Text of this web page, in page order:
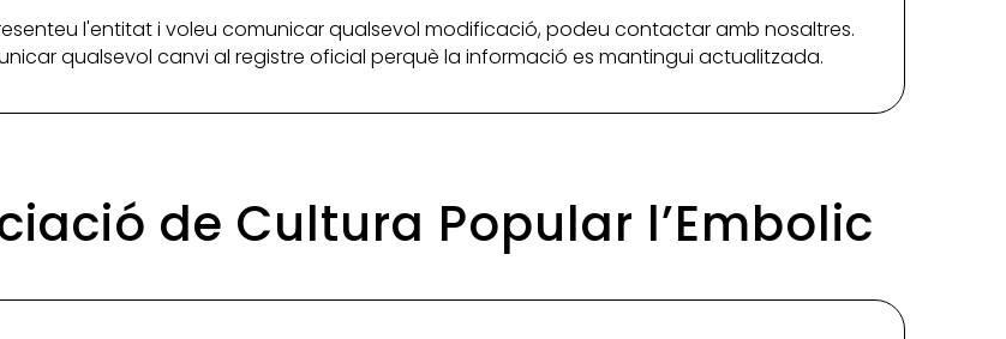
l'entitat i voleu comunicar qualsevol modificació, podeu contactar amb nosaltres.
qualsevol canvi al registre oficial perquè la informació es mantingui actualitzada.
de Cultura Popular l’Embolic